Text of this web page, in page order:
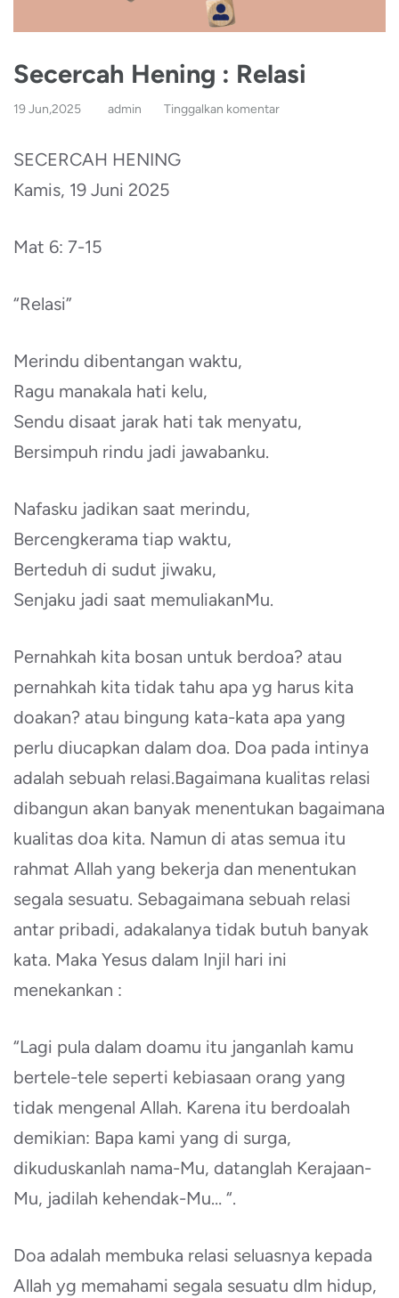
Secercah Hening : Relasi
19 Jun,2025 admin Tinggalkan komentar
SECERCAH HENING
Kamis, 19 Juni 2025
Mat 6: 7-15
“Relasi”
Merindu dibentangan waktu,
Ragu manakala hati kelu,
Sendu disaat jarak hati tak menyatu,
Bersimpuh rindu jadi jawabanku.
Nafasku jadikan saat merindu,
Bercengkerama tiap waktu,
Berteduh di sudut jiwaku,
Senjaku jadi saat memuliakanMu.
Pernahkah kita bosan untuk berdoa? atau
pernahkah kita tidak tahu apa yg harus kita
doakan? atau bingung kata-kata apa yang
perlu diucapkan dalam doa. Doa pada intinya
adalah sebuah relasi.Bagaimana kualitas relasi
dibangun akan banyak menentukan bagaimana
kualitas doa kita. Namun di atas semua itu
rahmat Allah yang bekerja dan menentukan
segala sesuatu. Sebagaimana sebuah relasi
antar pribadi, adakalanya tidak butuh banyak
kata. Maka Yesus dalam Injil hari ini
menekankan :
“Lagi pula dalam doamu itu janganlah kamu
bertele-tele seperti kebiasaan orang yang
tidak mengenal Allah. Karena itu berdoalah
demikian: Bapa kami yang di surga,
dikuduskanlah nama-Mu, datanglah Kerajaan-
Mu, jadilah kehendak-Mu… “.
Doa adalah membuka relasi seluasnya kepada
Allah yg memahami segala sesuatu dlm hidup,